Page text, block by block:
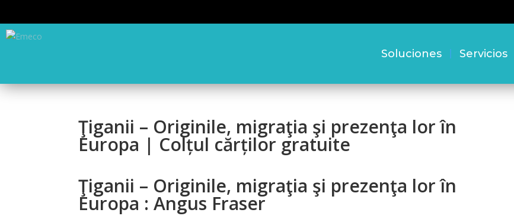
Soluciones Servicios
Ţiganii – Originile, migraţia şi prezenţa lor în
Europa | Colțul cărților gratuite
Ţiganii – Originile, migraţia şi prezenţa lor în
Europa : Angus Fraser